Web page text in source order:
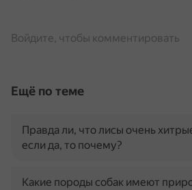
Войдите, чтобы комментировать
Ещё по теме
Правда ли, что лисы очень
если да, то почему?
Какие породы собак имеют